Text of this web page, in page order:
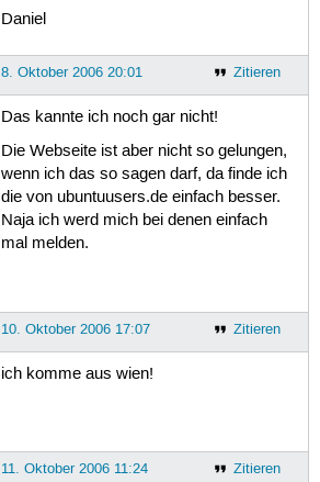
Daniel
Zitieren
8. Oktober 2006 20:01
Das kannte ich noch gar nicht!
Die Webseite ist aber nicht so gelungen,
wenn ich das so sagen darf, da finde ich
die von ubuntuusers.de einfach besser.
Naja ich werd mich bei denen einfach
mal melden.
Zitieren
10. Oktober 2006 17:07
ich komme aus wien!
Zitieren
11. Oktober 2006 11:24